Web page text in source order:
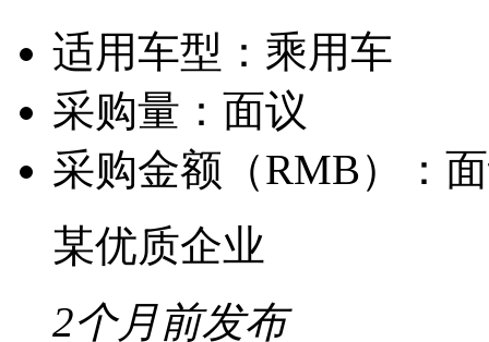
适用车型： 乘用车
采购量： 面议
采购金额（RMB）：
某优质企业
2个月前发布